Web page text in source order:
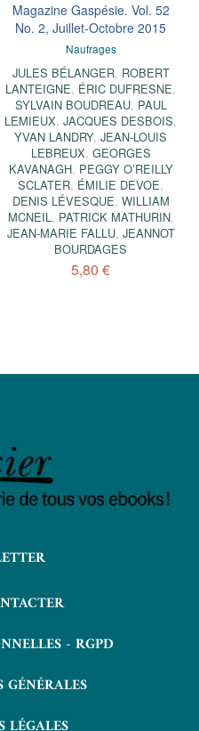
Magazine Gaspésie. Vol. 52
No. 2, Juillet-Octobre 2015
Naufrages
JULES BÉLANGER, ROBERT
LANTEIGNE, ÉRIC DUFRESNE,
SYLVAIN BOUDREAU, PAUL
LEMIEUX,JACQUES DESBOIS,
YVAN LANDRY,JEAN-LOUIS
LEBREUX, GEORGES
KAVANAGH, PEGGY O’REILLY
SCLATER, ÉMILIE DEVOE,
DENIS LÉVESQUE, WILLIAM
MCNEIL, PATRICK MATHURIN,
JEAN-MARIE FALLU, JEANNOT
BOURDAGES
5,80 €
- RGPD